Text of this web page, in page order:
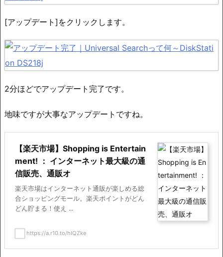
[アップデート]をクリックします。
2分ほどでアップデート完了です。
地味ですが大事なアップデートですね。
【楽天市場】Shopping is Entertain
ment! ： インターネット最大級の通
信販売、通販オ
楽天市場はインターネット通販が楽しめる総
合ショッピングモール。楽天ポイントがどん
どん貯まる！使え ...
https://a.r10.to/hIQZke